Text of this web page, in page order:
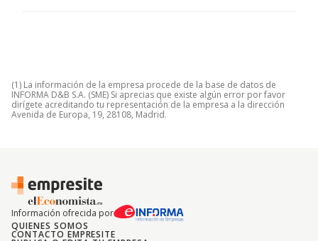
(1) La información de la empresa procede de la base de datos de
INFORMA D&B S.A. (SME) Si aprecias que existe algún error por favor
dirígete acreditando tu representación de la empresa a la dirección
Avenida de Europa, 19, 28108, Madrid.
Información ofrecida por
QUIENES SOMOS
CONTACTO EMPRESITE